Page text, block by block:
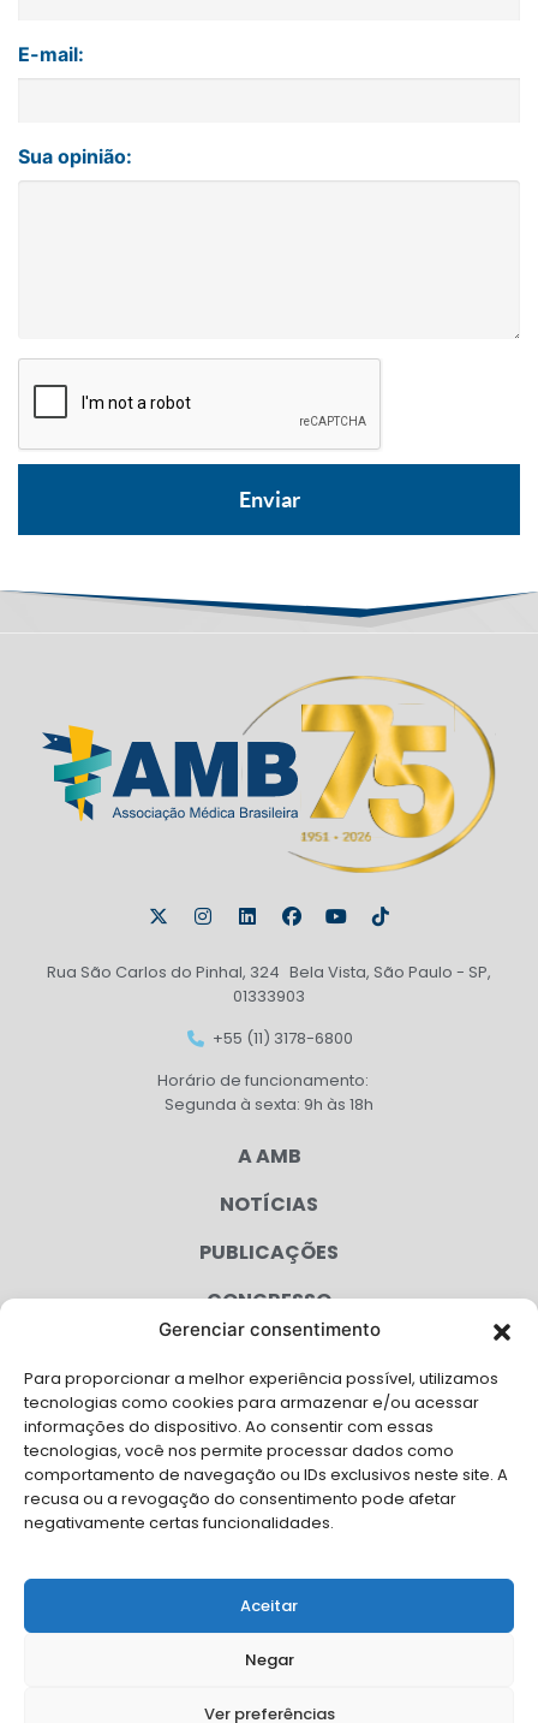
Gerenciar consentimento
Para proporcionar a melhor experiência possível, utilizamos
tecnologias como cookies para armazenar e/ou acessar
informações do dispositivo. Ao consentir com essas
tecnologias, você nos permite processar dados como
comportamento de navegação ou IDs exclusivos neste site. A
recusa ou a revogação do consentimento pode afetar
negativamente certas funcionalidades.
Aceitar
Negar
Ver preferências
E-mail:
Sua opinião:
Rua São Carlos do Pinhal, 324 Bela Vista, São Paulo - SP,
01333903
+55 (11) 3178-6800
Horário de funcionamento:
Segunda à sexta: 9h às 18h
A AMB
NOTÍCIAS
PUBLICAÇÕES
CONGRESSO
CAMPANHAS
SERVIÇOS
FILIADAS
FALE CONOSCO
Solicite Apoio Institucional da AMB para o seu evento